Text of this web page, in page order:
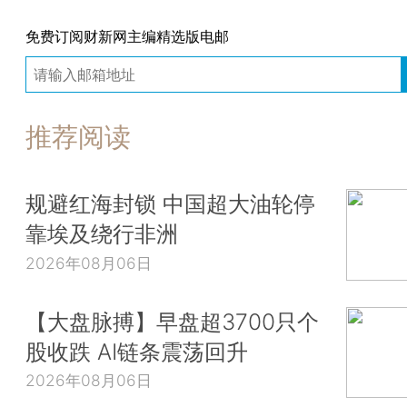
免费订阅财新网主编精选版电邮
推荐阅读
规避红海封锁 中国超大油轮停
靠埃及绕行非洲
2026年08月06日
【大盘脉搏】早盘超3700只个
股收跌 AI链条震荡回升
2026年08月06日